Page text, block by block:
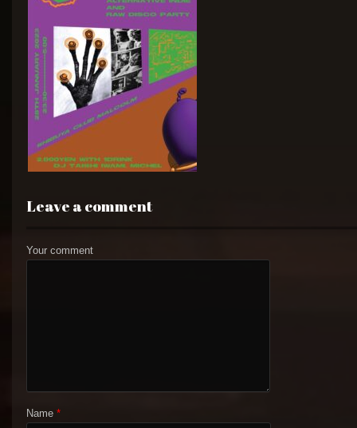
Leave a comment
Your comment
Name *